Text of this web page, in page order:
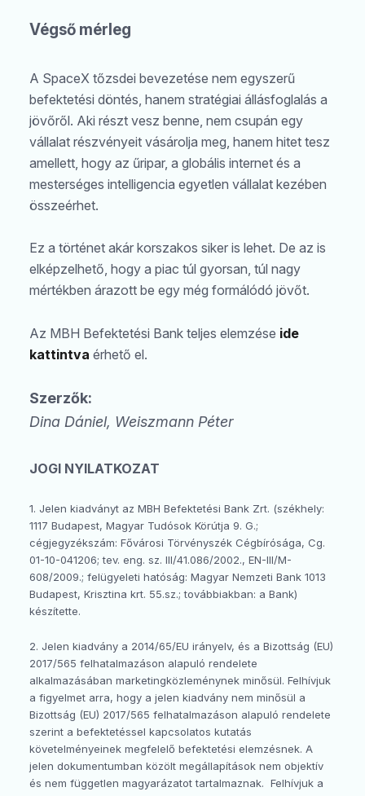
Végső mérleg
A SpaceX tőzsdei bevezetése nem egyszerű
befektetési döntés, hanem stratégiai állásfoglalás a
jövőről. Aki részt vesz benne, nem csupán egy
vállalat részvényeit vásárolja meg, hanem hitet tesz
amellett, hogy az űripar, a globális internet és a
mesterséges intelligencia egyetlen vállalat kezében
összeérhet.
Ez a történet akár korszakos siker is lehet. De az is
elképzelhető, hogy a piac túl gyorsan, túl nagy
mértékben árazott be egy még formálódó jövőt.
Az MBH Befektetési Bank teljes elemzése ide
kattintva érhető el.
Szerzők:
Dina Dániel, Weiszmann Péter
JOGI NYILATKOZAT
1. Jelen kiadványt az MBH Befektetési Bank Zrt. (székhely:
1117 Budapest, Magyar Tudósok Körútja 9. G.;
cégjegyzékszám: Fővárosi Törvényszék Cégbírósága, Cg.
01-10-041206; tev. eng. sz. III/41.086/2002., EN-III/M-
608/2009.; felügyeleti hatóság: Magyar Nemzeti Bank 1013
Budapest, Krisztina krt. 55.sz.; továbbiakban: a Bank)
készítette.
2. Jelen kiadvány a 2014/65/EU irányelv, és a Bizottság (EU)
2017/565 felhatalmazáson alapuló rendelete
alkalmazásában marketingközleménynek minősül. Felhívjuk
a figyelmet arra, hogy a jelen kiadvány nem minősül a
Bizottság (EU) 2017/565 felhatalmazáson alapuló rendelete
szerint a befektetéssel kapcsolatos kutatás
követelményeinek megfelelő befektetési elemzésnek. A
jelen dokumentumban közölt megállapítások nem objektív
és nem független magyarázatot tartalmaznak. Felhívjuk a
Keresés